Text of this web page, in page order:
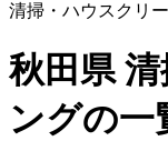
清掃・ハウスクリ
秋田県
ングの一